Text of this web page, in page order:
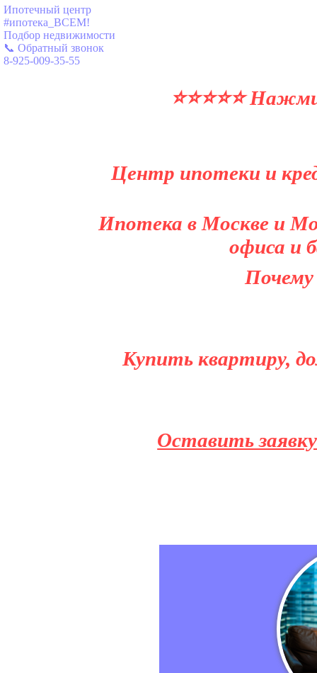
Ипотечный центр
#ипотека_ВСЕМ!
Подбор недвижимости
📞 Обратный звонок
8-925-009-35-55
⭐⭐⭐⭐⭐
Центр ипотеки и
Ипотека в Москве и
офиса и
Купить квартиру,
Оставить